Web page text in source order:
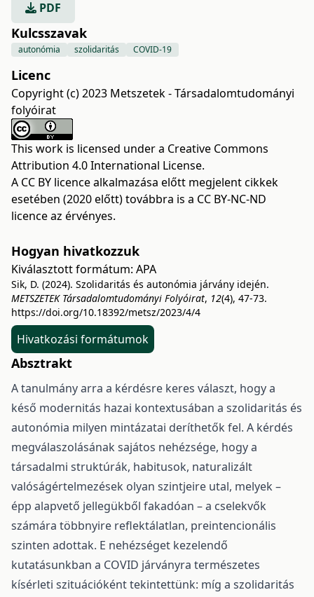
PDF
Kulcsszavak
autonómia szolidaritás COVID-19
Licenc
Copyright (c) 2023 Metszetek - Társadalomtudományi
folyóirat
This work is licensed under a Creative Commons
Attribution 4.0 International License.
A CC BY licence alkalmazása előtt megjelent cikkek
esetében (2020 előtt) továbbra is a CC BY-NC-ND
licence az érvényes.
Hogyan hivatkozzuk
Kiválasztott formátum: APA
Sik, D. (2024). Szolidaritás és autonómia járvány idején.
METSZETEK Társadalomtudományi Folyóirat, 12(4), 47-73.
https://doi.org/10.18392/metsz/2023/4/4
Hivatkozási formátumok
Absztrakt
A tanulmány arra a kérdésre keres választ, hogy a
késő modernitás hazai kontextusában a szolidaritás és
autonómia milyen mintázatai deríthetők fel. A kérdés
megválaszolásának sajátos nehézsége, hogy a
társadalmi struktúrák, habitusok, naturalizált
valóságértelmezések olyan szintjeire utal, melyek –
épp alapvető jellegükből fakadóan – a cselekvők
számára többnyire reflektálatlan, preintencionális
szinten adottak. E nehézséget kezelendő
kutatásunkban a COVID járványra természetes
kísérleti szituációként tekintettünk: míg a szolidaritás